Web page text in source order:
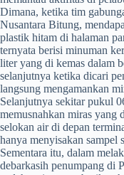
Dimana, ketika tim
Nusantara Bitung,
plastik hitam di halaman
ternyata berisi minuman
liter yang di kemas dalam
selanjutnya ketika dicari
langsung mengamankan
Selanjutnya sekitar pukul
memusnahkan miras yang
selokan air di depan
hanya menyisakan sampel
Sementara itu, dalam
debarkasih penumpang di